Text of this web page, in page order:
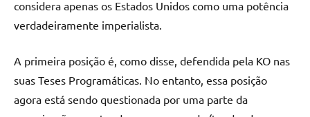
considera apenas os Estados Unidos como uma potência
verdadeiramente imperialista.
A primeira posição é, como disse, defendida pela KO nas
suas Teses Programáticas. No entanto, essa posição
agora está sendo questionada por uma parte da